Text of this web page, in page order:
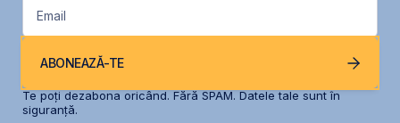
Email
ABONEAZĂ-TE
Te poți dezabona oricând. Fără SPAM. Datele tale sunt în
siguranță.